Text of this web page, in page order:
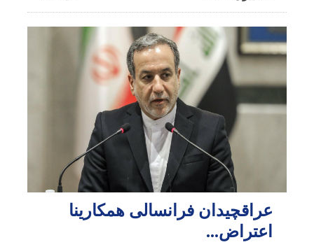
عراقچیدان فرانسالی همکارینا
اعتراض...